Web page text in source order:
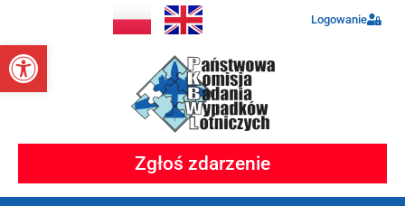
Otwórz pasek narzędzi
Logowanie
Zgłoś zdarzenie